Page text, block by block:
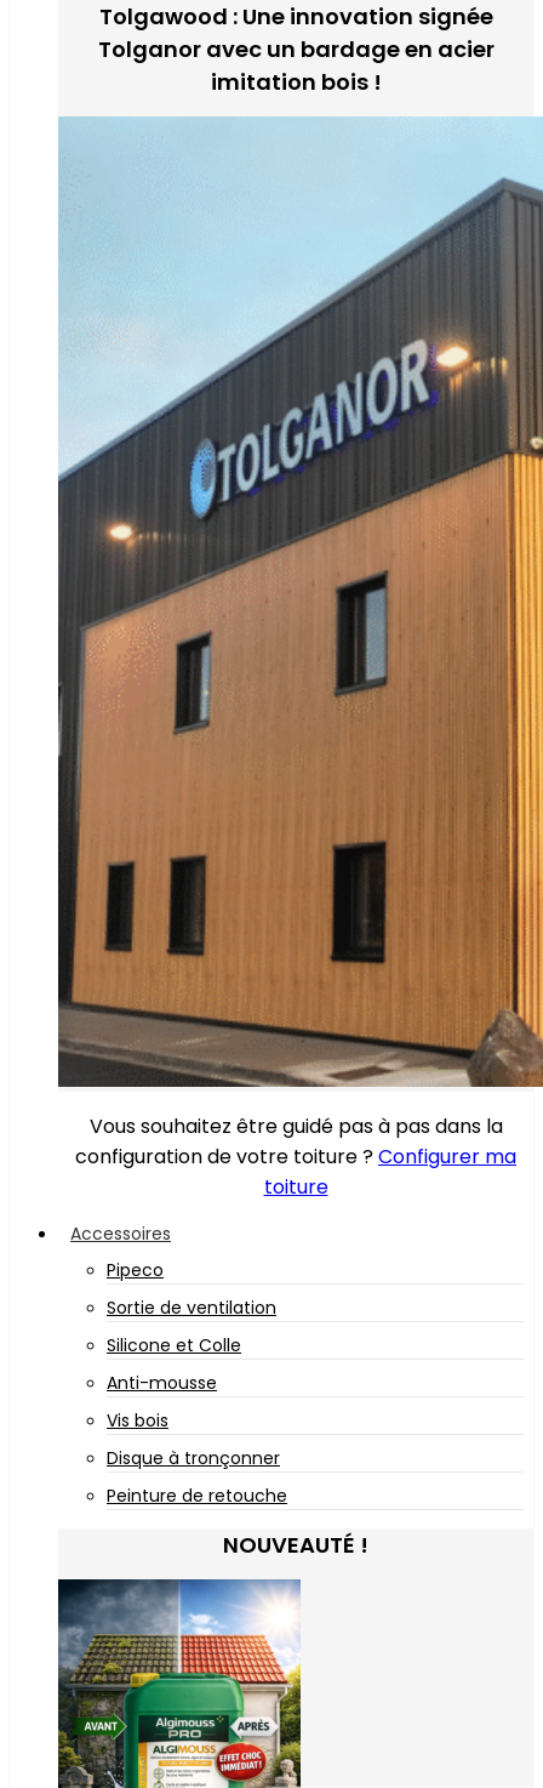
Tolgawood : Une innovation signée
Tolganor avec un bardage en acier
imitation bois !
Vous souhaitez être guidé pas à pas dans la
configuration de votre toiture ?Configurer ma
toiture
Accessoires
Pipeco
Sortie de ventilation
Silicone et Colle
Anti-mousse
Vis bois
Disque à tronçonner
Peinture de retouche
NOUVEAUTÉ !